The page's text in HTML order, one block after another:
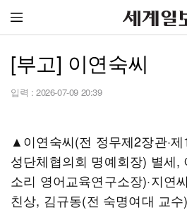
[부고] 이연숙씨
입력 : 2026-07-09 20:39
▲이연숙씨(전 정무제2장관·제
성단체협의회 명예회장) 별세,
소리 영어교육연구소장)·지연
친상, 김규동(전 숙명여대 교수